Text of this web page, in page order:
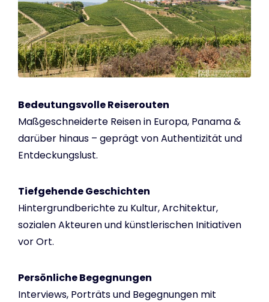
Bedeutungsvolle Reiserouten
Maßgeschneiderte Reisen in Europa, Panama &
darüber hinaus – geprägt von Authentizität und
Entdeckungslust.
Tiefgehende Geschichten
Hintergrundberichte zu Kultur, Architektur,
sozialen Akteuren und künstlerischen Initiativen
vor Ort.
Persönliche Begegnungen
Interviews, Porträts und Begegnungen mit